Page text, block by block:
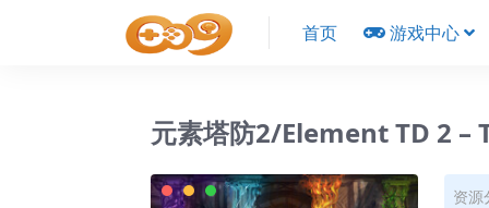
首页 游戏中心
元素塔防2/Element TD 2 –
资